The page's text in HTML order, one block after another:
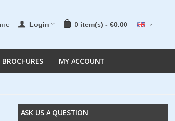
Login 0 item(s) - €0.00
BROCHURES MY ACCOUNT
ASK US A QUESTION